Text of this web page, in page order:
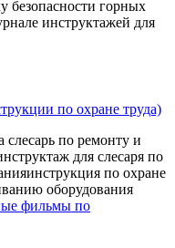
безопасности горных
инструктажей для
по охране труда)
слесарь по ремонту и
для слесаря по
инструкция по охране
оборудования
фильмы по